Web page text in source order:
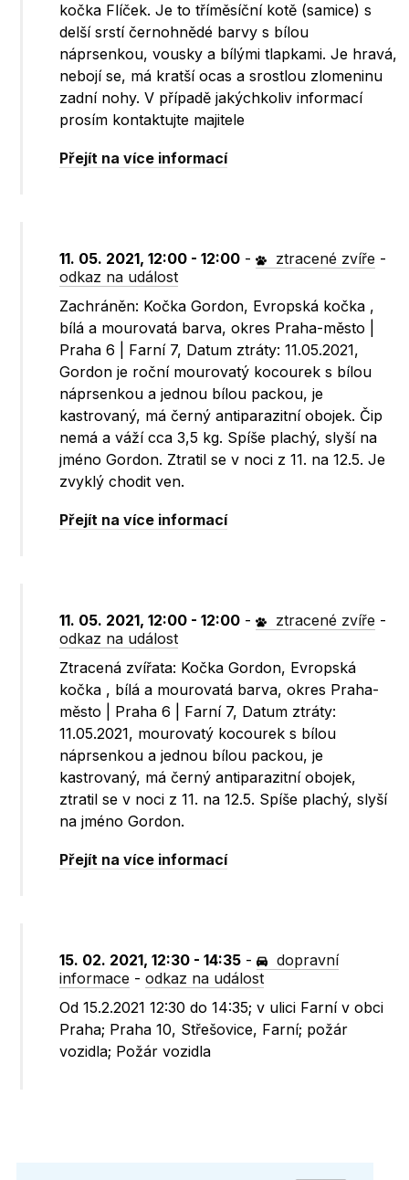
kočka Flíček. Je to tříměsíční kotě (samice) s
delší srstí černohnědé barvy s bílou
náprsenkou, vousky a bílými tlapkami. Je hravá,
nebojí se, má kratší ocas a srostlou zlomeninu
zadní nohy. V případě jakýchkoliv informací
prosím kontaktujte majitele
Přejít na více informací
11. 05. 2021, 12:00 - 12:00 - ztracené zvíře -
odkaz na událost
Zachráněn: Kočka Gordon, Evropská kočka ,
bílá a mourovatá barva, okres Praha-město |
Praha 6 | Farní 7, Datum ztráty: 11.05.2021,
Gordon je roční mourovatý kocourek s bílou
náprsenkou a jednou bílou packou, je
kastrovaný, má černý antiparazitní obojek. Čip
nemá a váží cca 3,5 kg. Spíše plachý, slyší na
jméno Gordon. Ztratil se v noci z 11. na 12.5. Je
zvyklý chodit ven.
Přejít na více informací
11. 05. 2021, 12:00 - 12:00 - ztracené zvíře -
odkaz na událost
Ztracená zvířata: Kočka Gordon, Evropská
kočka , bílá a mourovatá barva, okres Praha-
město | Praha 6 | Farní 7, Datum ztráty:
11.05.2021, mourovatý kocourek s bílou
náprsenkou a jednou bílou packou, je
kastrovaný, má černý antiparazitní obojek,
ztratil se v noci z 11. na 12.5. Spíše plachý, slyší
na jméno Gordon.
Přejít na více informací
15. 02. 2021, 12:30 - 14:35 -
dopravní
informace -odkaz na událost
Od 15.2.2021 12:30 do 14:35; v ulici Farní v obci
Praha; Praha 10, Střešovice, Farní; požár
vozidla; Požár vozidla